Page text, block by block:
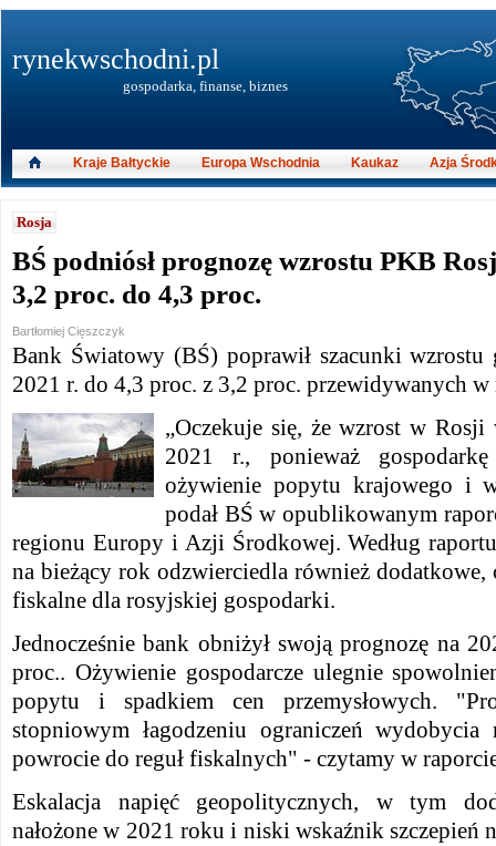
Rosja
BŚ podniósł prognozę wzrostu PKB
3,2 proc. do 4,3 proc.
Bartłomiej Cięszczyk
Bank Światowy (BŚ) poprawił szacunki wzrostu
2021 r. do 4,3 proc. z 3,2 proc. przewidywanych w
„Oczekuje się, że wzrost w
2021 r., ponieważ gospodarkę
ożywienie popytu krajowego i
podał BŚ w opublikowanym
regionu Europy i Azji Środkowej.Według
na bieżący rok odzwierciedla również dodatkowe,
fiskalne dla rosyjskiej gospodarki.
Jednocześnie bank obniżył swoją prognozę na
proc.. Ożywienie gospodarcze ulegnie
popytu i spadkiem cen przemysłowych.
stopniowym łagodzeniu ograniczeń
powrocie do reguł fiskalnych" - czytamy w
Eskalacja napięć geopolitycznych, w tym
nałożone w 2021 roku i niski wskaźnik szczepień
rynekwschodni.pl
gospodarka, finanse, biznes
Kraje Bałtyckie Europa Wschodnia Kaukaz Azja